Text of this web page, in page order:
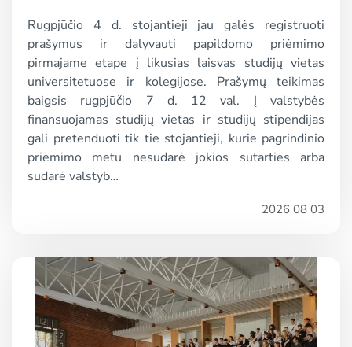
Rugpjūčio 4 d. stojantieji jau galės registruoti
prašymus ir dalyvauti papildomo priėmimo
pirmajame etape į likusias laisvas studijų vietas
universitetuose ir kolegijose. Prašymų teikimas
baigsis rugpjūčio 7 d. 12 val. Į valstybės
finansuojamas studijų vietas ir studijų stipendijas
gali pretenduoti tik tie stojantieji, kurie pagrindinio
priėmimo metu nesudarė jokios sutarties arba
sudarė valstyb…
2026 08 03